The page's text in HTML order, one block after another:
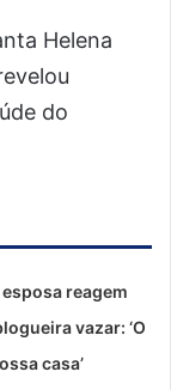
Helena
do
reagem
vazar: ‘O
casa’